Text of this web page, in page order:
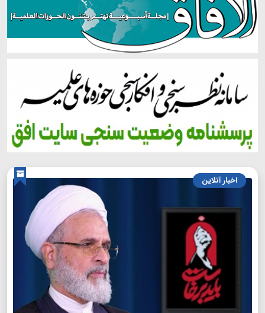
اخبار آنلاین